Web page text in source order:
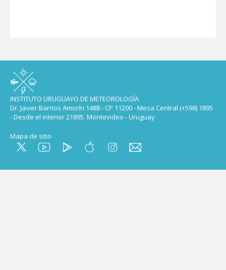
INSTITUTO URUGUAYO DE METEOROLOGÍA
Dr. Javier Barrios Amorín 1488 - CP 11200 - Mesa Central (+598) 1895
- Desde el interior 21895. Montevideo - Uruguay
Mapa de sitio